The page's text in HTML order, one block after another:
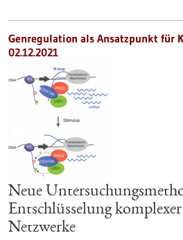
Genregulation als Ansatzpunkt für
02.12.2021
Neue
Entschlüsselung
Netzwerke